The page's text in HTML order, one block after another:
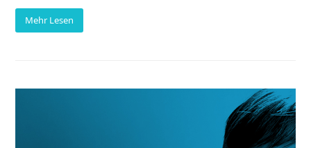
Mehr Lesen